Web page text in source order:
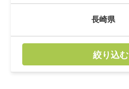
絞り込む